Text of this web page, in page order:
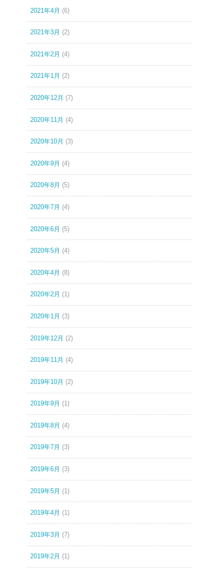
2021年4月 (6)
2021年3月 (2)
2021年2月 (4)
2021年1月 (2)
2020年12月 (7)
2020年11月 (4)
2020年10月 (3)
2020年9月 (4)
2020年8月 (5)
2020年7月 (4)
2020年6月 (5)
2020年5月 (4)
2020年4月 (8)
2020年2月 (1)
2020年1月 (3)
2019年12月 (2)
2019年11月 (4)
2019年10月 (2)
2019年9月 (1)
2019年8月 (4)
2019年7月 (3)
2019年6月 (3)
2019年5月 (1)
2019年4月 (1)
2019年3月 (7)
2019年2月 (1)